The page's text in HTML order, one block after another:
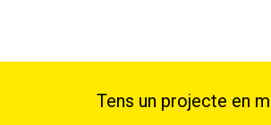
Tens un projecte en